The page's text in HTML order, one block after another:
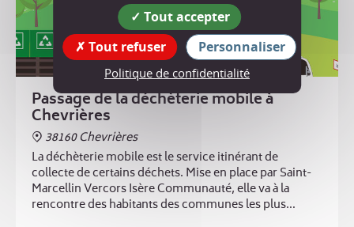
Passage de la déchèterie mobile à
Chevrières
38160 Chevrières
La déchèterie mobile est le service itinérant de
collecte de certains déchets. Mise en place par Saint-
Marcellin Vercors Isère Communauté, elle va à la
rencontre des habitants des communes les plus
Tout accepter
Tout refuser
Personnaliser
Politique de confidentialité